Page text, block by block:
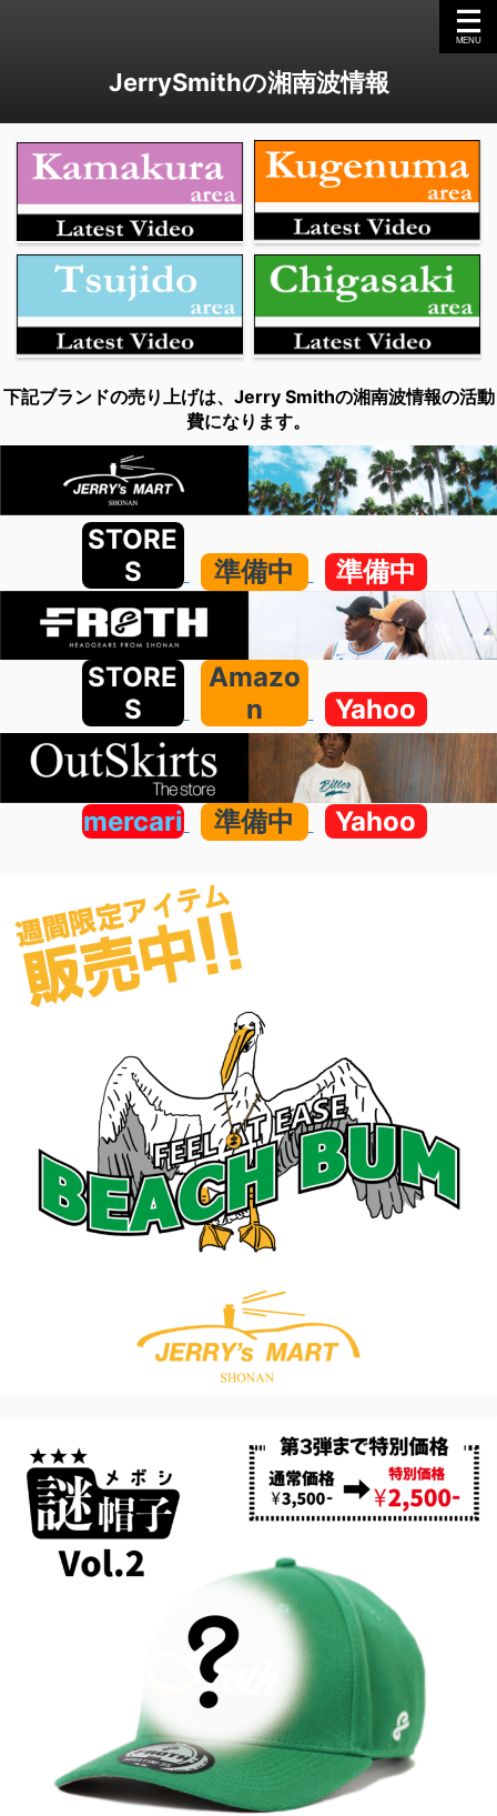
JerrySmithの湘南波情報
下記ブランドの売り上げは、Jerry Smithの湘南波情報の活動
費になります。
STORE
S
準備中 準備中
STORE
S
Amazo
n
Yahoo
mercari 準備中 Yahoo